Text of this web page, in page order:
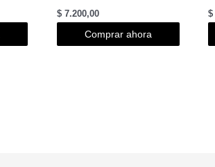
$7.200,00
Comprar ahora
$